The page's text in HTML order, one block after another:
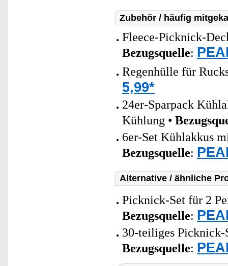
Zubehör / häufig
Fleece-Picknick-
Bezugsquelle:
Regenhülle für
5,99*
24er-Sparpack
Kühlung •
6er-Set Kühlakkus
Bezugsquelle:
Alternative / ähnliche
Picknick-Set für 2
Bezugsquelle:
30-teiliges Picknick-
Bezugsquelle: